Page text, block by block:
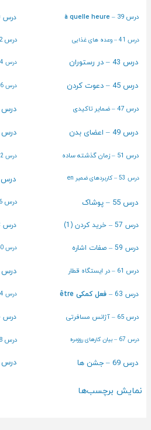
درس 39 – à quelle heure درس 40 – ملودی جملات
درس 41 – وعده های غذایی درس 42 – میوه و سبزیجات
درس 43 – در رستوران درس 44 – انواع کمیت ها
درس 45 – دعوت کردن درس 46 – صفت پرسشی quel
درس 47 – ضمایر تاکیدی درس 48 – آشپزی کردن
درس 49 – اعضای بدن درس 50 – در مطب
درس 51 – زمان گذشته ساده درس 52 – کاربردهای فعل faire
درس 53 – کاربردهای ضمیر en درس 54 – رنگ ها
درس 55 – پوشاک درس 56 – اعداد ترتیبی
درس 57 – خرید کردن (1) درس 58 – خرید کردن (2)
درس 59 – صفات اشاره درس 60 – ضمایر شخصی مفعولی
درس 61 – در ایستگاه قطار درس 62 – تعطیلات
درس 63 – فعل کمکی être درس 64 – صفت های وصفی
درس 65 – آژانس مسافرتی درس 66 – اشاره به اشیاء
درس 67 – بیان کارهای روزمره درس 68 – افعال دو ضمیره
درس 69 – جشن ها درس 70 – مراسم
نمایش برچسب‌ها